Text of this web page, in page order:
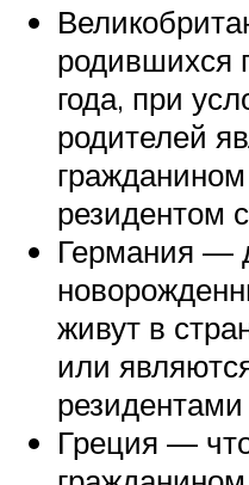
родившихся
года, при
родителей
резидентом
Германия —
живут в
или
Греция —